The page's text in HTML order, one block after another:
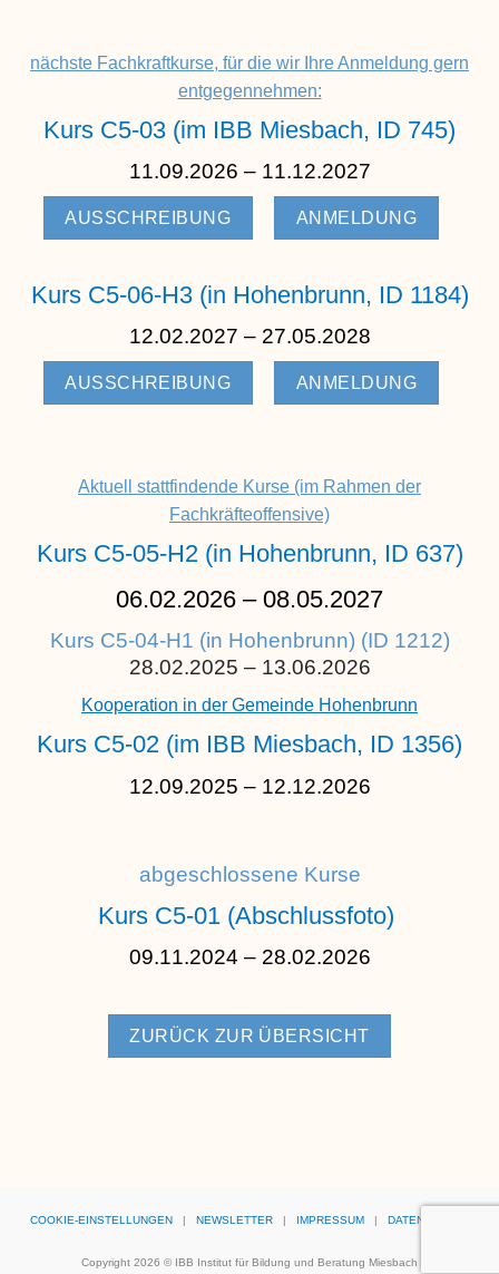
nächste Fachkraftkurse, für die wir Ihre Anmeldung gern
entgegennehmen:
Kurs C5-03 (im IBB Miesbach, ID 745)
11.09.2026 – 11.12.2027
AUSSCHREIBUNG ANMELDUNG
Kurs C5-06-H3 (in Hohenbrunn, ID 1184)
12.02.2027 – 27.05.2028
AUSSCHREIBUNG ANMELDUNG
Aktuell stattfindende Kurse (im Rahmen der
Fachkräfteoffensive)
Kurs C5-05-H2 (in Hohenbrunn, ID 637)
06.02.2026 – 08.05.2027
Kurs C5-04-H1 (in Hohenbrunn) (ID 1212)
28.02.2025 – 13.06.2026
Kooperation in der Gemeinde Hohenbrunn
Kurs C5-02 (im IBB Miesbach, ID 1356)
12.09.2025 – 12.12.2026
abgeschlossene Kurse
Kurs C5-01 (Abschlussfoto)
09.11.2024 – 28.02.2026
ZURÜCK ZUR ÜBERSICHT
COOKIE-EINSTELLUNGEN | NEWSLETTER | IMPRESSUM | DATENSCHUTZ
Copyright 2026 © IBB Institut für Bildung und Beratung Miesbach